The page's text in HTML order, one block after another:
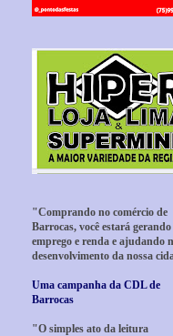
"Comprando no comércio de
Barrocas, você estará gerando
emprego e renda e ajudando
desenvolvimento da nossa
Uma campanha da CDL de
Barrocas
"O simples ato da leitura